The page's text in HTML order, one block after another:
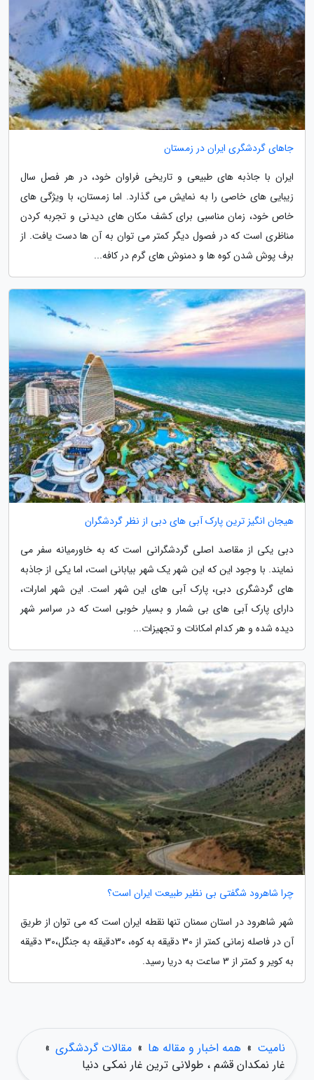
جاهای گردشگری ایران در زمستان
ایران با جاذبه های طبیعی و تاریخی فراوان خود، در هر فصل سال
زیبایی های خاصی را به نمایش می گذارد. اما زمستان، با ویژگی های
خاص خود، زمان مناسبی برای کشف مکان های دیدنی و تجربه کردن
مناظری است که در فصول دیگر کمتر می توان به آن ها دست یافت. از
برف پوش شدن کوه ها و دمنوش های گرم در کافه...
هیجان انگیز ترین پارک آبی های دبی از نظر گردشگران
دبی یکی از مقاصد اصلی گردشگرانی است که به خاورمیانه سفر می
نمایند. با وجود این که این شهر یک شهر بیابانی است، اما یکی از جاذبه
های گردشگری دبی، پارک آبی های این شهر است. این شهر امارات،
دارای پارک آبی های بی شمار و بسیار خوبی است که در سراسر شهر
دیده شده و هر کدام امکانات و تجهیزات...
چرا شاهرود شگفتی بی نظیر طبیعت ایران است؟
شهر شاهرود در استان سمنان تنها نقطه ایران است که می توان از طریق
آن در فاصله زمانی کمتر از 30 دقیقه به کوه، 30دقیقه به جنگل،30 دقیقه
به کویر و کمتر از 3 ساعت به دریا رسید.
نامیت » همه اخبار و مقاله ها » مقالات گردشگری »
غار نمکدان قشم ، طولانی ترین غار نمکی دنیا